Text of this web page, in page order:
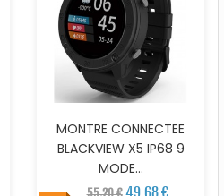
MONTRE CONNECTEE
BLACKVIEW X5 IP68 9
MODE...